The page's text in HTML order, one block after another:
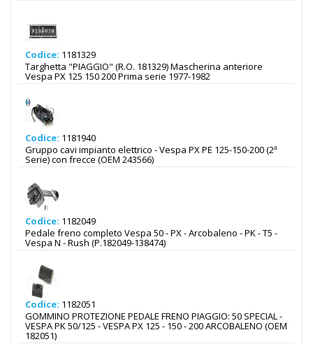
Codice: 1181329
Targhetta "PIAGGIO" (R.O. 181329) Mascherina anteriore
Vespa PX 125 150 200 Prima serie 1977-1982
Codice: 1181940
Gruppo cavi impianto elettrico - Vespa PX PE 125-150-200 (2ª
Serie) con frecce (OEM 243566)
Codice: 1182049
Pedale freno completo Vespa 50 - PX - Arcobaleno - PK - T5 -
Vespa N - Rush (P.182049-138474)
Codice: 1182051
GOMMINO PROTEZIONE PEDALE FRENO PIAGGIO: 50 SPECIAL -
VESPA PK 50/125 - VESPA PX 125 - 150 - 200 ARCOBALENO (OEM
182051)